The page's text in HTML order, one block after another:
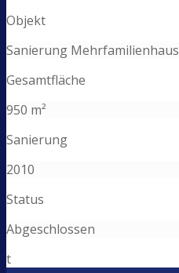
Objekt
Sanierung Mehrfamilienhaus
Gesamtfläche
950 m²
Sanierung
2010
Status
Abgeschlossen
t